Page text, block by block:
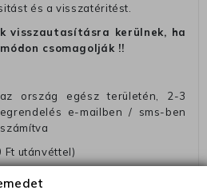
és a visszatéritést.
visszautasításra kerülnek, ha
csomagolják !!
ország egész területén, 2-3
e-mailben / sms-ben
Ft utánvéttel)
Ft feletti megrendeléseknél